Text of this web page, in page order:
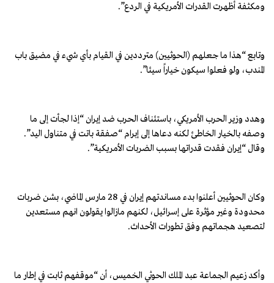
ومكثفة أظهرت القدرات الأمريكية في الردع”.
وتابع “هذا ما جعلهم (الحوثيين) مترددين في القيام بأي شيء في مضيق باب
المندب، ولو فعلوا سيكون خياراً سيئا”.
وهدد وزير الحرب الأمريكي، باستئناف الحرب ضد إيران “إذا لجأت إلى ما
وصفه بالخيار الخاطئ لكنه دعاها إلى إبرام “صفقة باتت في متناول اليد”.
وقال “إيران فقدت قدراتها بسبب الضربات الأمريكية”.
وكان الحوثيين أعلنوا بدء مساندتهم إيران في 28 مارس الماضي، بشن ضربات
محدودة وغير مؤثرة على إسرائيل، لكنهم مازالوا يقولون انهم مستعدين
لتصعيد هجماتهم وفق تطورات الأحداث.
وأكد زعيم الجماعة عبد الملك الحوثي الخميس، أن “موقفهم ثابت في إطار ما